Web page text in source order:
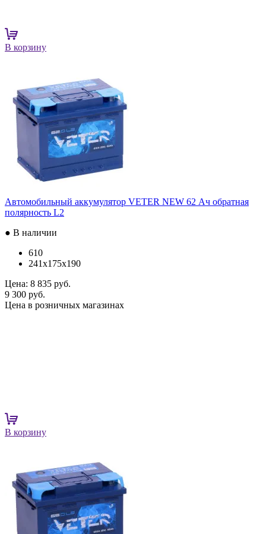
В корзину
Автомобильный аккумулятор VETER NEW 62 Ач обратная
полярность L2
● В наличии
610
241x175x190
Цена: 8 835 руб.
9 300 руб.
Цена в розничных магазинах
В корзину